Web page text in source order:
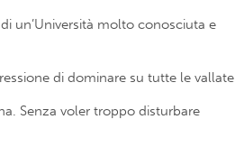
di un’Università molto conosciuta e
di dominare su tutte le vallate.
Senza voler troppo disturbare